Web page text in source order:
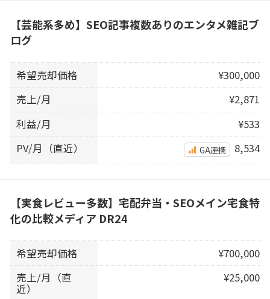
【芸能系多め】SEO記事複数ありのエンタメ雑記ブ
ログ
希望売却価格
¥300,000
売上/月
¥2,871
利益/月
¥533
PV/月（直近）
GA連携 8,534
【実食レビュー多数】宅配弁当・SEOメイン宅食特
化の比較メディア DR24
希望売却価格
¥700,000
売上/月（直
近）
¥25,000